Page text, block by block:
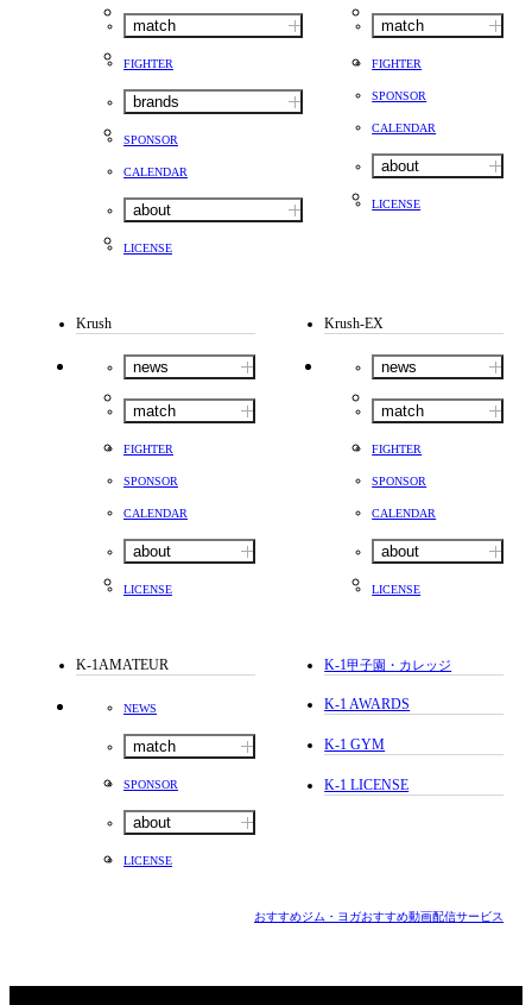
match
FIGHTER
brands
SPONSOR
CALENDAR
about
LICENSE
match
FIGHTER
SPONSOR
CALENDAR
about
LICENSE
Krush
news
match
FIGHTER
SPONSOR
CALENDAR
about
LICENSE
Krush-EX
news
match
FIGHTER
SPONSOR
CALENDAR
about
LICENSE
K-1AMATEUR
NEWS
match
SPONSOR
about
LICENSE
K-1甲子園・カレッジ
K-1 AWARDS
K-1 GYM
K-1 LICENSE
おすすめジム・ヨガおすすめ動画配信サービス